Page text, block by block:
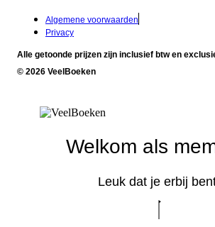
Algemene voorwaarden
Privacy
Alle getoonde prijzen zijn inclusief btw en
© 2026 VeelBoeken
Welkom als
Leuk dat je erbij